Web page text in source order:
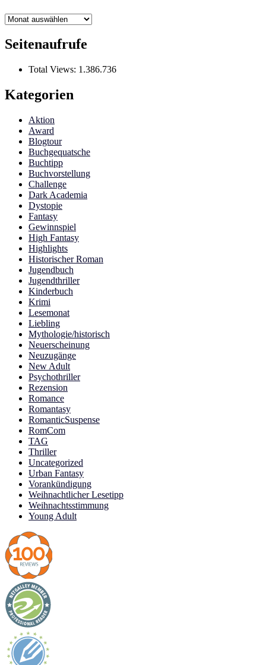
Archiv
Seitenaufrufe
Total Views: 1.386.736
Kategorien
Aktion
Award
Blogtour
Buchgequatsche
Buchtipp
Buchvorstellung
Challenge
Dark Academia
Dystopie
Fantasy
Gewinnspiel
High Fantasy
Highlights
Historischer Roman
Jugendbuch
Jugendthriller
Kinderbuch
Krimi
Lesemonat
Liebling
Mythologie/historisch
Neuerscheinung
Neuzugänge
New Adult
Psychothriller
Rezension
Romance
Romantasy
RomanticSuspense
RomCom
TAG
Thriller
Uncategorized
Urban Fantasy
Vorankündigung
Weihnachtlicher Lesetipp
Weihnachtsstimmung
Young Adult